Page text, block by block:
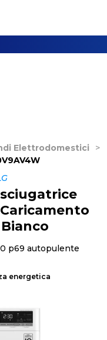
Elettrodomestici
>
energetica
p69 autopulente